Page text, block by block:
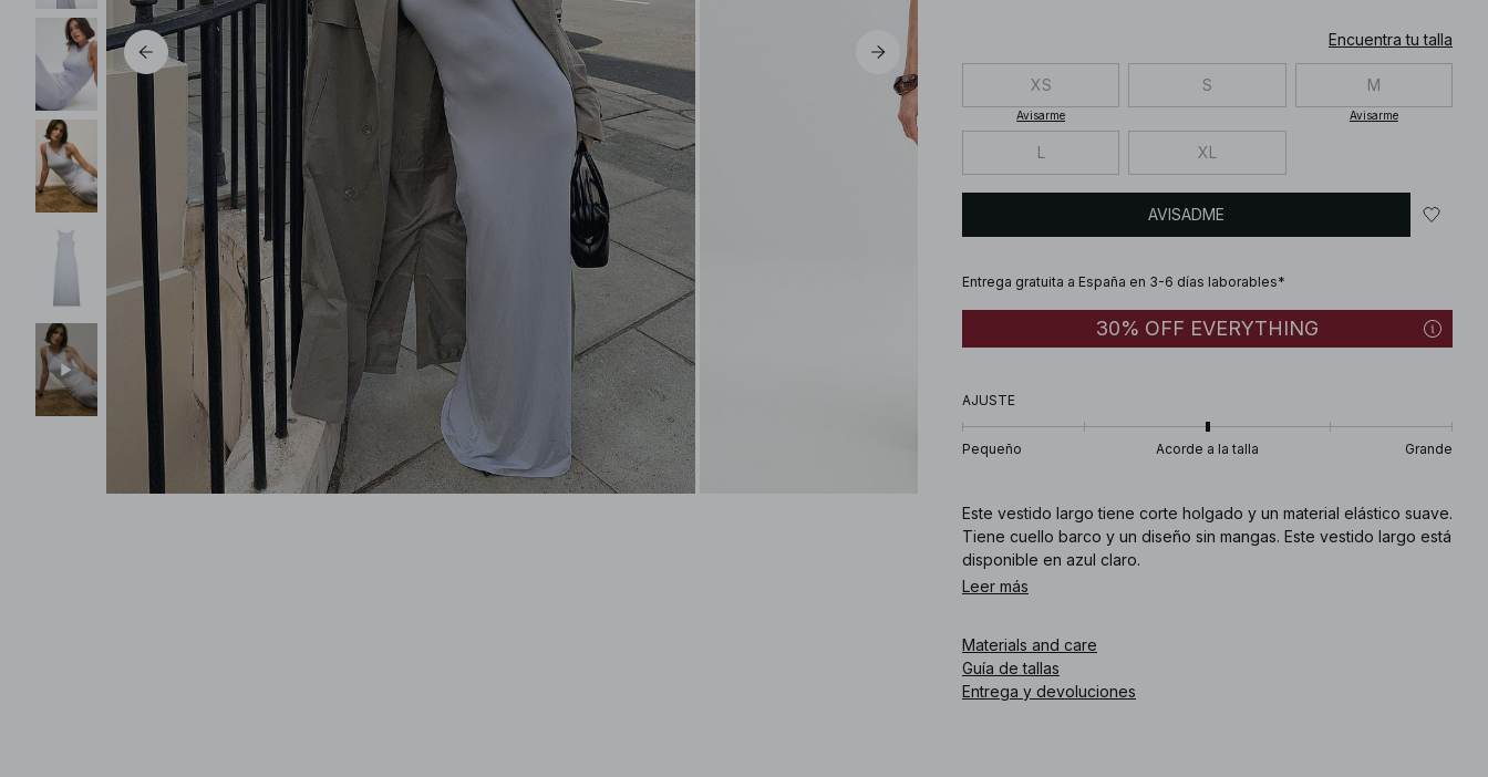
Encuentra tu talla
XS
Avisarme
S M
Avisarme
L XL
AVISADME
Entrega gratuita a España en 3-6 días laborables*
30% OFF EVERYTHING
AJUSTE
Pequeño Acorde a la talla Grande
Este vestido largo tiene corte holgado y un material elástico suave.
Tiene cuello barco y un diseño sin mangas. Este vestido largo está
disponible en azul claro.
Leer más
Materials and care
Guía de tallas
Entrega y devoluciones